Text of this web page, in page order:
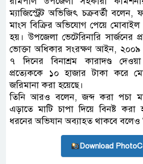
ম্যাজিস্ট্রেট অভিজিৎ চক্রবর্তী
মাংস বিক্রির অভিযোগ পেয়ে মোবাইল
হয়। উপজেলা ভেটেরিনারি সার্জনের
ভোক্তা অধিকার সংরক্ষণ আইন, ২০০৯
৭ দিনের বিনাশ্রম কারাদণ্ড
প্রত্যেককে ১০ হাজার টাকা করে
জরিমানা করা হয়েছে।
তিনি আরও বলেন, জব্দ করা পচা
এড়াতে মাটি চাপা দিয়ে বিনষ্ট করা
ধরনের অভিযান অব্যাহত থাকবে বলেও
Download